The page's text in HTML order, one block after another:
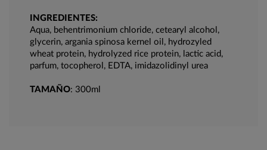
INGREDIENTES:
Aqua, behentrimonium chloride, cetearyl alcohol,
glycerin, argania spinosa kernel oil, hydrozyled
wheat protein, hydrolyzed rice protein, lactic acid,
parfum, tocopherol, EDTA, imidazolidinyl urea
TAMAÑO: 300ml